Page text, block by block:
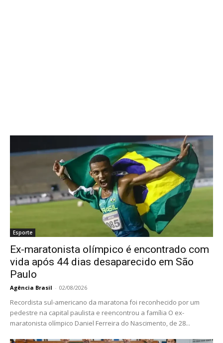
Esporte
Ex-maratonista olímpico é encontrado com
vida após 44 dias desaparecido em São
Paulo
Agência Brasil - 02/08/2026
Recordista sul-americano da maratona foi reconhecido por um
pedestre na capital paulista e reencontrou a família O ex-
maratonista olímpico Daniel Ferreira do Nascimento, de 28...